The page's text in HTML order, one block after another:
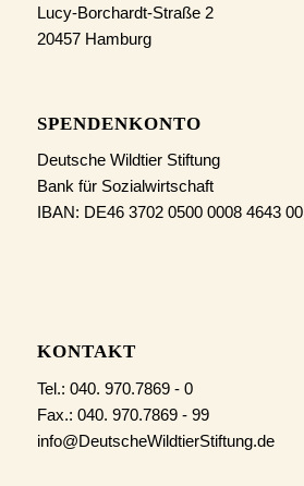
Lucy-Borchardt-Straße 2
20457 Hamburg
SPENDENKONTO
Deutsche Wildtier Stiftung
Bank für Sozialwirtschaft
IBAN: DE46 3702 0500 0008 4643 00
KONTAKT
Tel.: 040. 970.7869 - 0
Fax.: 040. 970.7869 - 99
info@DeutscheWildtierStiftung.de